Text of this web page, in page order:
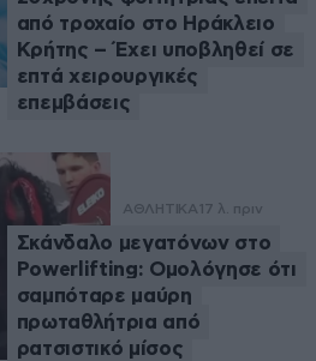
από τροχαίο στο Ηράκλειο
Κρήτης – Έχει υποβληθεί σε
επτά χειρουργικές
επεμβάσεις
ΑΘΛΗΤΙΚΑ 17 λ. πριν
Σκάνδαλο μεγατόνων στο
Powerlifting: Ομολόγησε ότι
σαμπόταρε μαύρη
πρωταθλήτρια από
ρατσιστικό μίσος